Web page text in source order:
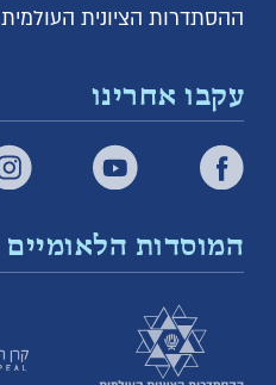
ההסתדרות הציונית העולמית
עקבו אחרינו
המוסדות הלאומיים